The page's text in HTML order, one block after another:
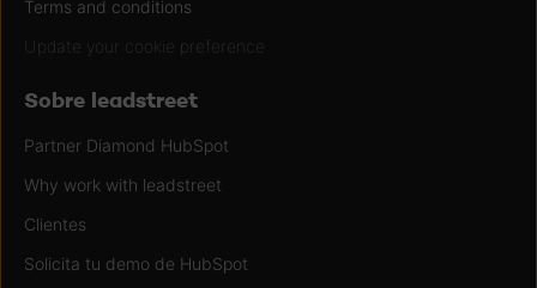
Terms and conditions
Update your cookie preference
Sobre leadstreet
Partner Diamond HubSpot
Why work with leadstreet
Clientes
Solicita tu demo de HubSpot